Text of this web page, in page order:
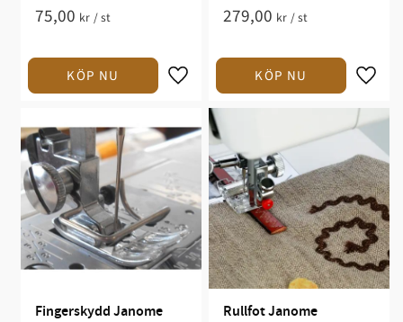
75,00 kr /st 279,00 kr /st
Fingerskydd Janome
Rullfot Janome